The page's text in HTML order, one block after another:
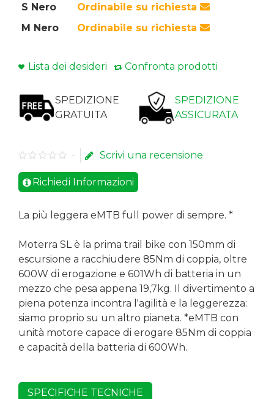
S Nero
Ordinabile su richiesta
M Nero
Ordinabile su richiesta
Lista dei desideri Confronta prodotti
SPEDIZIONE
GRATUITA
SPEDIZIONE
ASSICURATA
- Scrivi una recensione
Richiedi Informazioni
La più leggera eMTB full power di sempre. *
Moterra SL è la prima trail bike con 150mm di
escursione a racchiudere 85Nm di coppia, oltre
600W di erogazione e 601Wh di batteria in un
mezzo che pesa appena 19,7kg. Il divertimento a
piena potenza incontra l'agilità e la leggerezza:
siamo proprio su un altro pianeta. *eMTB con
unità motore capace di erogare 85Nm di coppia
e capacità della batteria di 600Wh.
SPECIFICHE TECNICHE